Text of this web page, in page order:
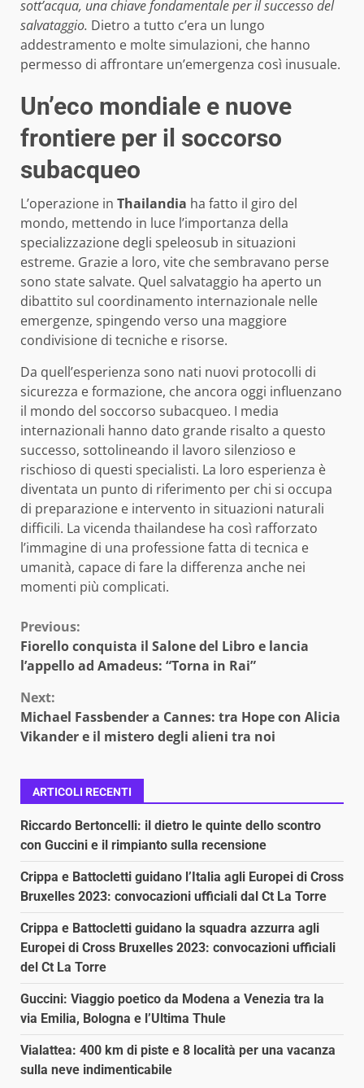
sott’acqua, una chiave fondamentale per il successo del
salvataggio. Dietro a tutto c’era un lungo
addestramento e molte simulazioni, che hanno
permesso di affrontare un’emergenza così inusuale.
Un’eco mondiale e nuove
frontiere per il soccorso
subacqueo
L’operazione in Thailandia ha fatto il giro del
mondo, mettendo in luce l’importanza della
specializzazione degli speleosub in situazioni
estreme. Grazie a loro, vite che sembravano perse
sono state salvate. Quel salvataggio ha aperto un
dibattito sul coordinamento internazionale nelle
emergenze, spingendo verso una maggiore
condivisione di tecniche e risorse.
Da quell’esperienza sono nati nuovi protocolli di
sicurezza e formazione, che ancora oggi influenzano
il mondo del soccorso subacqueo. I media
internazionali hanno dato grande risalto a questo
successo, sottolineando il lavoro silenzioso e
rischioso di questi specialisti. La loro esperienza è
diventata un punto di riferimento per chi si occupa
di preparazione e intervento in situazioni naturali
difficili. La vicenda thailandese ha così rafforzato
l’immagine di una professione fatta di tecnica e
umanità, capace di fare la differenza anche nei
momenti più complicati.
Continue
Reading
Previous:
Fiorello conquista il Salone del Libro e lancia
l’appello ad Amadeus: “Torna in Rai”
Next:
Michael Fassbender a Cannes: tra Hope con Alicia
Vikander e il mistero degli alieni tra noi
ARTICOLI RECENTI
Riccardo Bertoncelli: il dietro le quinte dello scontro
con Guccini e il rimpianto sulla recensione
Crippa e Battocletti guidano l’Italia agli Europei di Cross
Bruxelles 2023: convocazioni ufficiali dal Ct La Torre
Crippa e Battocletti guidano la squadra azzurra agli
Europei di Cross Bruxelles 2023: convocazioni ufficiali
del Ct La Torre
Guccini: Viaggio poetico da Modena a Venezia tra la
via Emilia, Bologna e l’Ultima Thule
Vialattea: 400 km di piste e 8 località per una vacanza
sulla neve indimenticabile